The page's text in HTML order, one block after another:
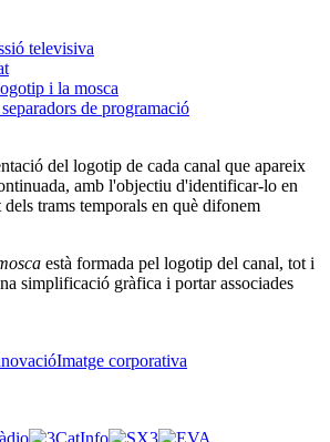
televisiva
i la mosca
de programació
del logotip de cada canal que apareix
amb l'objectiu d'identificar-lo en
trams temporals en què difonem
està formada pel logotip del canal, tot i
simplificació gràfica i portar associades
Imatge corporativa